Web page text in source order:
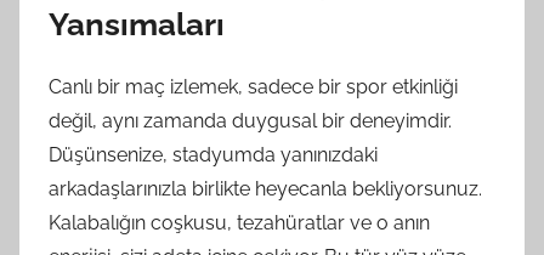
Yansımaları
Canlı bir maç izlemek, sadece bir spor etkinliği
değil, aynı zamanda duygusal bir deneyimdir.
Düşünsenize, stadyumda yanınızdaki
arkadaşlarınızla birlikte heyecanla bekliyorsunuz.
Kalabalığın coşkusu, tezahüratlar ve o anın